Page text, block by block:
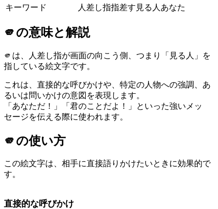
キーワード
人差し指指差す 見る人 あなた
🫵 の意味と解説
🫵は、人差し指が画面の向こう側、つまり「見る人」を
指している絵文字です。
これは、直接的な呼びかけや、特定の人物への強調、あ
るいは問いかけの意図を表現します。
「あなただ！」「君のことだよ！」といった強いメッ
セージを伝える際に使われます。
🫵 の使い方
この絵文字は、相手に直接語りかけたいときに効果的で
す。
直接的な呼びかけ